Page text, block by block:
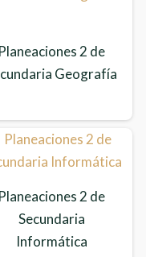
Planeaciones 2 de
Geografía
Planeaciones 2 de
Secundaria
Informática